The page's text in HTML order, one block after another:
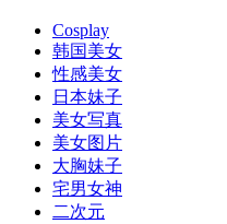
Cosplay
韩国美女
性感美女
日本妹子
美女写真
美女图片
大胸妹子
宅男女神
二次元